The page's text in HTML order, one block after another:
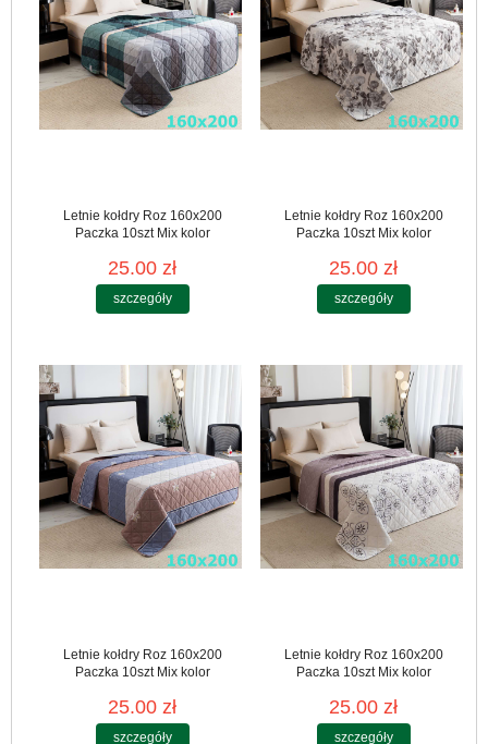
Letnie kołdry Roz 160x200
Paczka 10szt Mix kolor
25.00 zł
szczegóły
Letnie kołdry Roz 160x200
Paczka 10szt Mix kolor
25.00 zł
szczegóły
Letnie kołdry Roz 160x200
Paczka 10szt Mix kolor
25.00 zł
szczegóły
Letnie kołdry Roz 160x200
Paczka 10szt Mix kolor
25.00 zł
szczegóły